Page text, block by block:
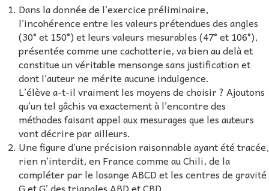
Dans la donnée de l’exercice préliminaire,
l’incohérence entre les valeurs prétendues des angles
(30° et 150°) et leurs valeurs mesurables (47° et 106°),
présentée comme une cachotterie, va bien au delà et
constitue un véritable mensonge sans justification et
dont l’auteur ne mérite aucune indulgence.
L’élève a-t-il vraiment les moyens de choisir ? Ajoutons
qu’un tel gâchis va exactement à l’encontre des
méthodes faisant appel aux mesurages que les auteurs
vont décrire par ailleurs.
Une figure d’une précision raisonnable ayant été tracée,
rien n’interdit, en France comme au Chili, de la
compléter par le losange ABCD et les centres de gravité
G et G’ des triangles ABD et CBD.